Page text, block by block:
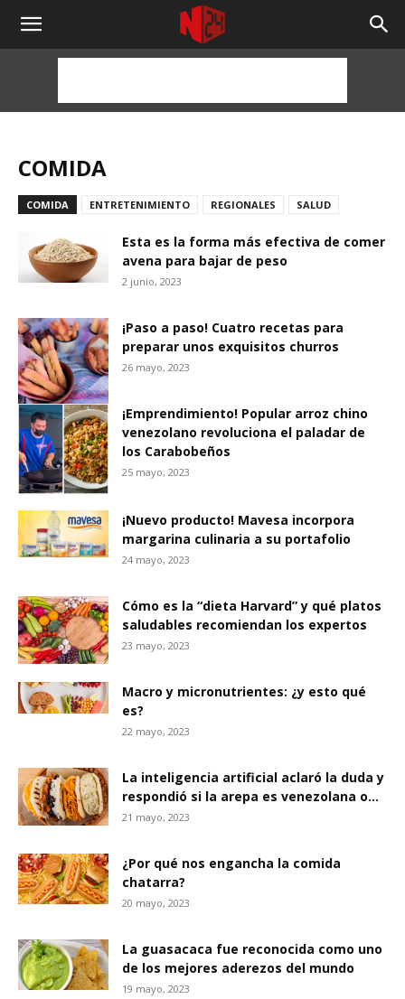
NOTICIAS
HORAS
COMIDA
COMIDA ENTRETENIMIENTO REGIONALES SALUD
Esta es la forma más efectiva de comer
avena para bajar de peso
2 junio, 2023
¡Paso a paso! Cuatro recetas para
preparar unos exquisitos churros
26 mayo, 2023
¡Emprendimiento! Popular arroz chino
venezolano revoluciona el paladar de
los Carabobeños
25 mayo, 2023
¡Nuevo producto! Mavesa incorpora
margarina culinaria a su portafolio
24 mayo, 2023
Cómo es la “dieta Harvard” y qué platos
saludables recomiendan los expertos
23 mayo, 2023
Macro y micronutrientes: ¿y esto qué
es?
22 mayo, 2023
La inteligencia artificial aclaró la duda y
respondió si la arepa es venezolana o...
21 mayo, 2023
¿Por qué nos engancha la comida
chatarra?
20 mayo, 2023
La guasacaca fue reconocida como uno
de los mejores aderezos del mundo
19 mayo, 2023